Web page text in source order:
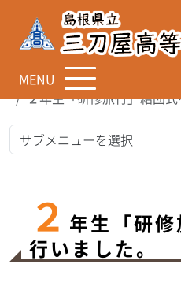
MENU
TOP
お知らせ
２年生「研修旅行」結団
２ 年生「研
行いました。